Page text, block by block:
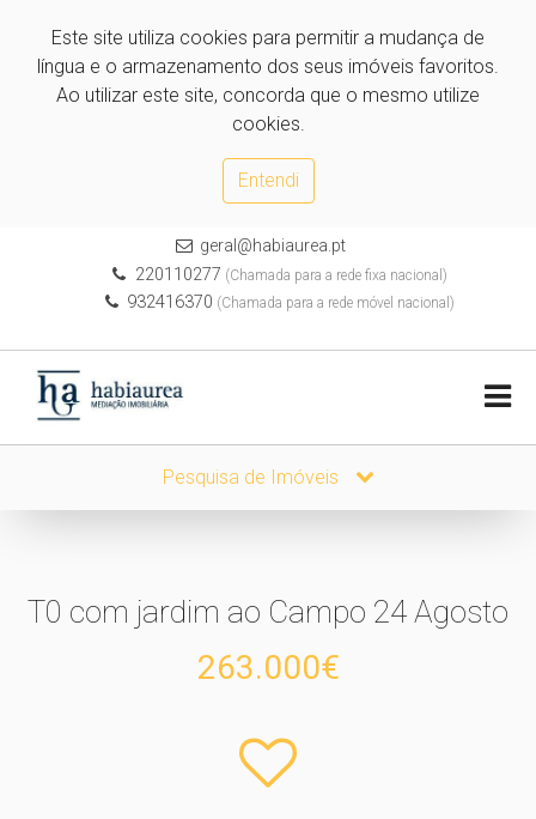
Este site utiliza cookies para permitir a mudança de
língua e o armazenamento dos seus imóveis favoritos.
Ao utilizar este site, concorda que o mesmo utilize
cookies.
Entendi
geral@habiaurea.pt
220110277 (Chamada para a rede fixa nacional)
932416370 (Chamada para a rede móvel nacional)
Pesquisa de Imóveis
T0 com jardim ao Campo 24 Agosto
263.000€